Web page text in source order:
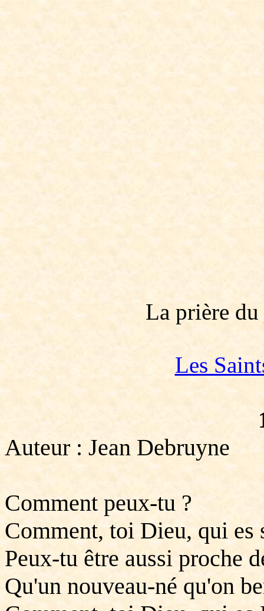
La prière
Les
Auteur : Jean Debruyne
Comment peux-tu ?
Comment, toi Dieu, qui es
Peux-tu être aussi proche
Qu'un nouveau-né qu'on